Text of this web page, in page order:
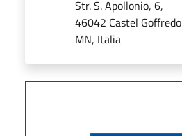
Str. S. Apollonio, 6,
46042 Castel Goffredo
MN, Italia